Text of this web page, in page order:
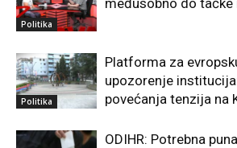
Politika
Politika
Platforma za
upozorenje
povećanja tenzija na
ODIHR: Potrebna